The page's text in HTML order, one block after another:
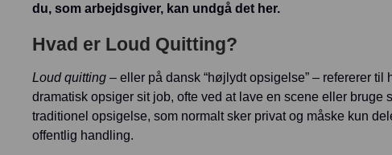
du, som arbejdsgiver, kan undgå det her.
Hvad er Loud Quitting?
Loud quitting – eller på dansk “højlydt opsigelse” – refererer
dramatisk opsiger sit job, ofte ved at lave en scene eller
traditionel opsigelse, som normalt sker privat og måske kun
offentlig handling.